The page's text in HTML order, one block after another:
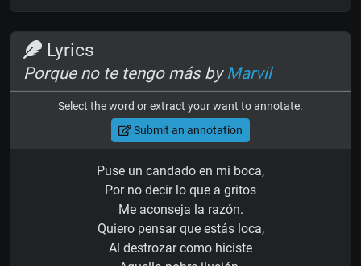
Lyrics
Porque no te tengo más byMarvil
Select the word or extract your want to annotate.
Submit an annotation
Puse un candado en mi boca,
Por no decir lo que a gritos
Me aconseja la razón.
Quiero pensar que estás loca,
Al destrozar como hiciste